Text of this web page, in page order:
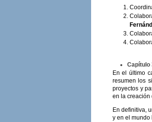
Capítulo
En el último
resumen los
proyectos y
en la creación
En definitiva,
y en el mundo